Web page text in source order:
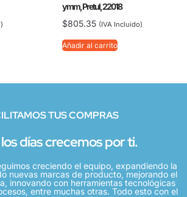
y mm, Pretul, 22018
$805.35 (IVA Incluido)
Añadir al carrito
TUS COMPRAS
días crecemos por ti.
creciendo el equipo, expandiendo la
nuevas marcas de producto, mejorando el
innovando con herramientas tecnológicas
entre muchas otras. Todo esto con el